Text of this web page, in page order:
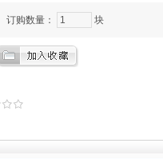
订购数量： 块